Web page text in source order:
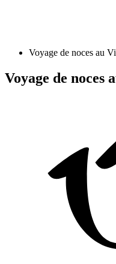
Voyage de noces au
Voyage de noces